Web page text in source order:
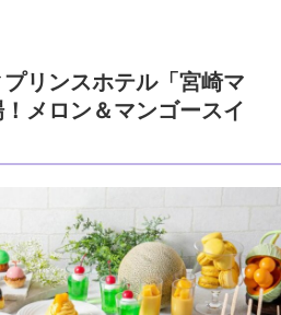
リンスホテル「宮崎マ
メロン＆マンゴースイ